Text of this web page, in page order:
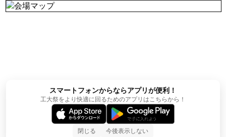
スマートフォンからならアプリが便利！
工大祭をより快適に回るためのアプリはこちらから！
閉じる 今後表示しない